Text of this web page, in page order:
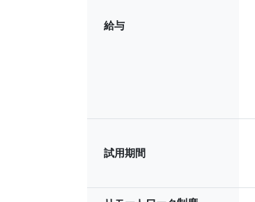
給与
試用期間